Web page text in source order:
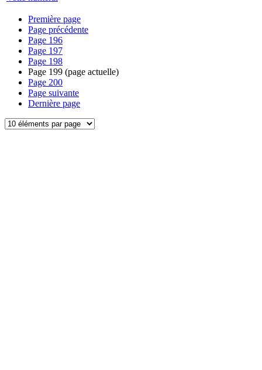
Première page
Page précédente
Page 196
Page 197
Page 198
Page 199 (page actuelle)
Page 200
Page suivante
Dernière page